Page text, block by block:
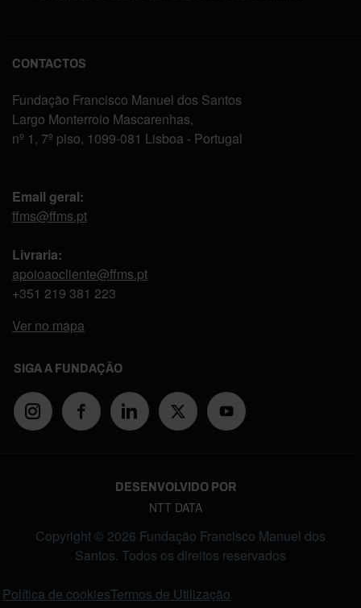
CONTACTOS
Fundação Francisco Manuel dos Santos
Largo Monterroio Mascarenhas,
nº 1, 7º piso, 1099-081 Lisboa - Portugal
Email geral:
ffms@ffms.pt
Livraria:
apoioaocliente@ffms.pt
+351 219 381 223
Ver no mapa
SIGA A FUNDAÇÃO
DESENVOLVIDO POR
NTT DATA
Copyright © 2026 Fundação Francisco Manuel dos
Santos. Todos os direitos reservados
Política de cookiesTermos de Utilização